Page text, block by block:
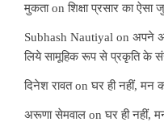
मुकताonशिक्षा प्रसार का
Subhash Nautiyal on अपने
लिये सामूहिक रूप से प्रकृति के
दिनेश रावतonघर ही नहीं, मन
अरूणा सेमवाल onघर ही नहीं,